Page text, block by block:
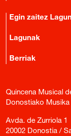
Egin zaitez Lagun
Lagunak
Berriak
Quincena Musical
Donostiako
Avda. de Zurriola 1
20002 Donostia /